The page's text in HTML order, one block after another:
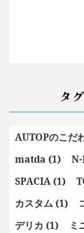
タ
AUTOPのこだ
matda (1)
SPACIA (1)
カスタム (1)
デリカ (1)
ミ